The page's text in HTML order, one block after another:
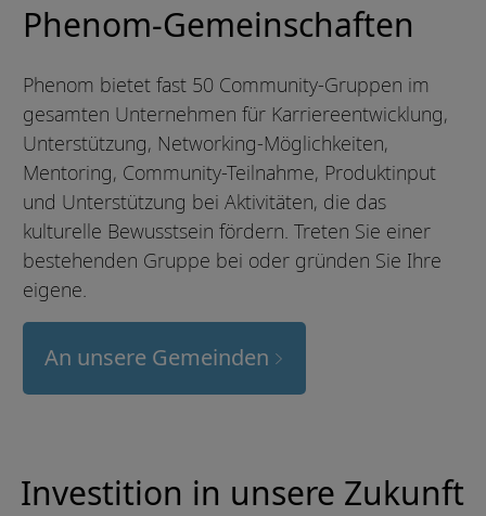
Phenom-Gemeinschaften
Phenom bietet fast 50 Community-Gruppen im
gesamten Unternehmen für Karriereentwicklung,
Unterstützung, Networking-Möglichkeiten,
Mentoring, Community-Teilnahme, Produktinput
und Unterstützung bei Aktivitäten, die das
kulturelle Bewusstsein fördern. Treten Sie einer
bestehenden Gruppe bei oder gründen Sie Ihre
eigene.
An unsere Gemeinden
Investition in unsere Zukunft